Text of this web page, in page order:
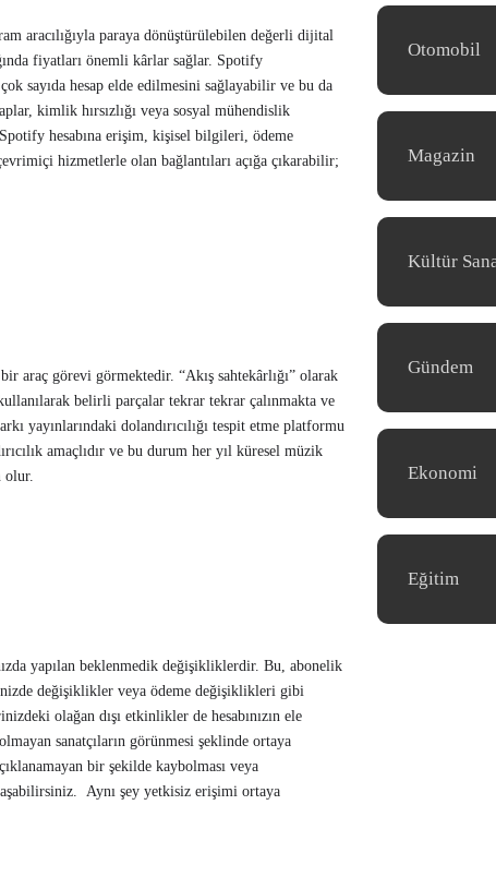
aracılığıyla paraya dönüştürülebilen değerli dijital
fiyatları önemli kârlar sağlar. Spotify
sayıda hesap elde edilmesini sağlayabilir ve bu da
kimlik hırsızlığı veya sosyal mühendislik
hesabına erişim, kişisel bilgileri, ödeme
hizmetlerle olan bağlantıları açığa çıkarabilir;
araç görevi görmektedir. “Akış sahtekârlığı” olarak
belirli parçalar tekrar tekrar çalınmakta ve
yayınlarındaki dolandırıcılığı tespit etme platformu
amaçlıdır ve bu durum her yıl küresel müzik
olur.
yapılan beklenmedik değişikliklerdir. Bu, abonelik
değişiklikler veya ödeme değişiklikleri gibi
olağan dışı etkinlikler de hesabınızın ele
sanatçıların görünmesi şeklinde ortaya
bir şekilde kaybolması veya
Aynı şey yetkisiz erişimi ortaya
Otomobil
Magazin
Kültür
Gündem
Ekonomi
Eğitim